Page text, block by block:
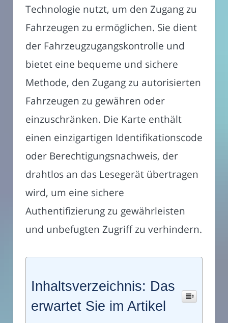
Technologie nutzt, um den Zugang zu
Fahrzeugen zu ermöglichen. Sie dient
der Fahrzeugzugangskontrolle und
bietet eine bequeme und sichere
Methode, den Zugang zu autorisierten
Fahrzeugen zu gewähren oder
einzuschränken. Die Karte enthält
einen einzigartigen Identifikationscode
oder Berechtigungsnachweis, der
drahtlos an das Lesegerät übertragen
wird, um eine sichere
Authentifizierung zu gewährleisten
und unbefugten Zugriff zu verhindern.
Inhaltsverzeichnis: Das
erwartet Sie im Artikel